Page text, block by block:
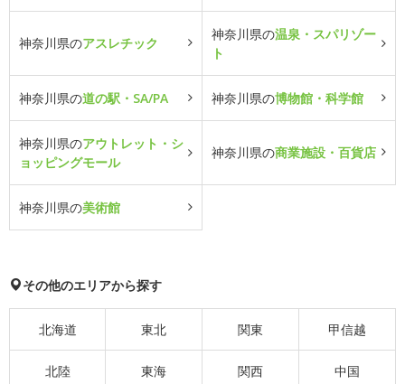
神奈川県のアスレチック
神奈川県の温泉・スパリゾー
ト
神奈川県の道の駅・SA/PA 神奈川県の博物館・科学館
神奈川県のアウトレット・シ
ョッピングモール
神奈川県の商業施設・百貨店
神奈川県の美術館
その他のエリアから探す
北海道 東北 関東 甲信越
北陸 東海 関西 中国